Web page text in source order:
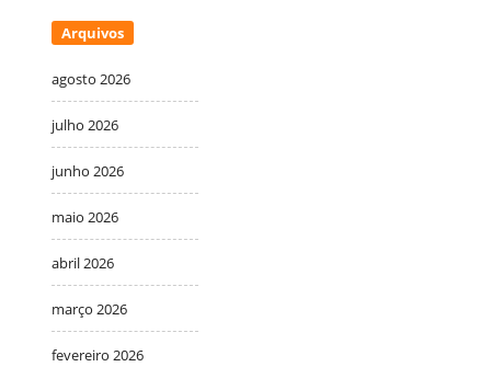
Arquivos
agosto 2026
julho 2026
junho 2026
maio 2026
abril 2026
março 2026
fevereiro 2026